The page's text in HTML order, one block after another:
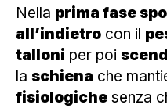
Nella prima fase
all’indietro con il
talloni per poi
la schiena che
fisiologiche senza